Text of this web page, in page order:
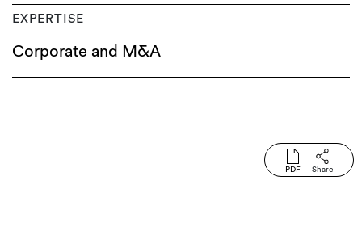
EXPERTISE
Corporate and M&A
PDF Share